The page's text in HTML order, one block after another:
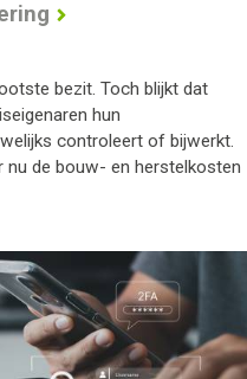
bezit. Toch blijkt dat
hun
controleert of bijwerkt.
nu de bouw- en herstelkosten